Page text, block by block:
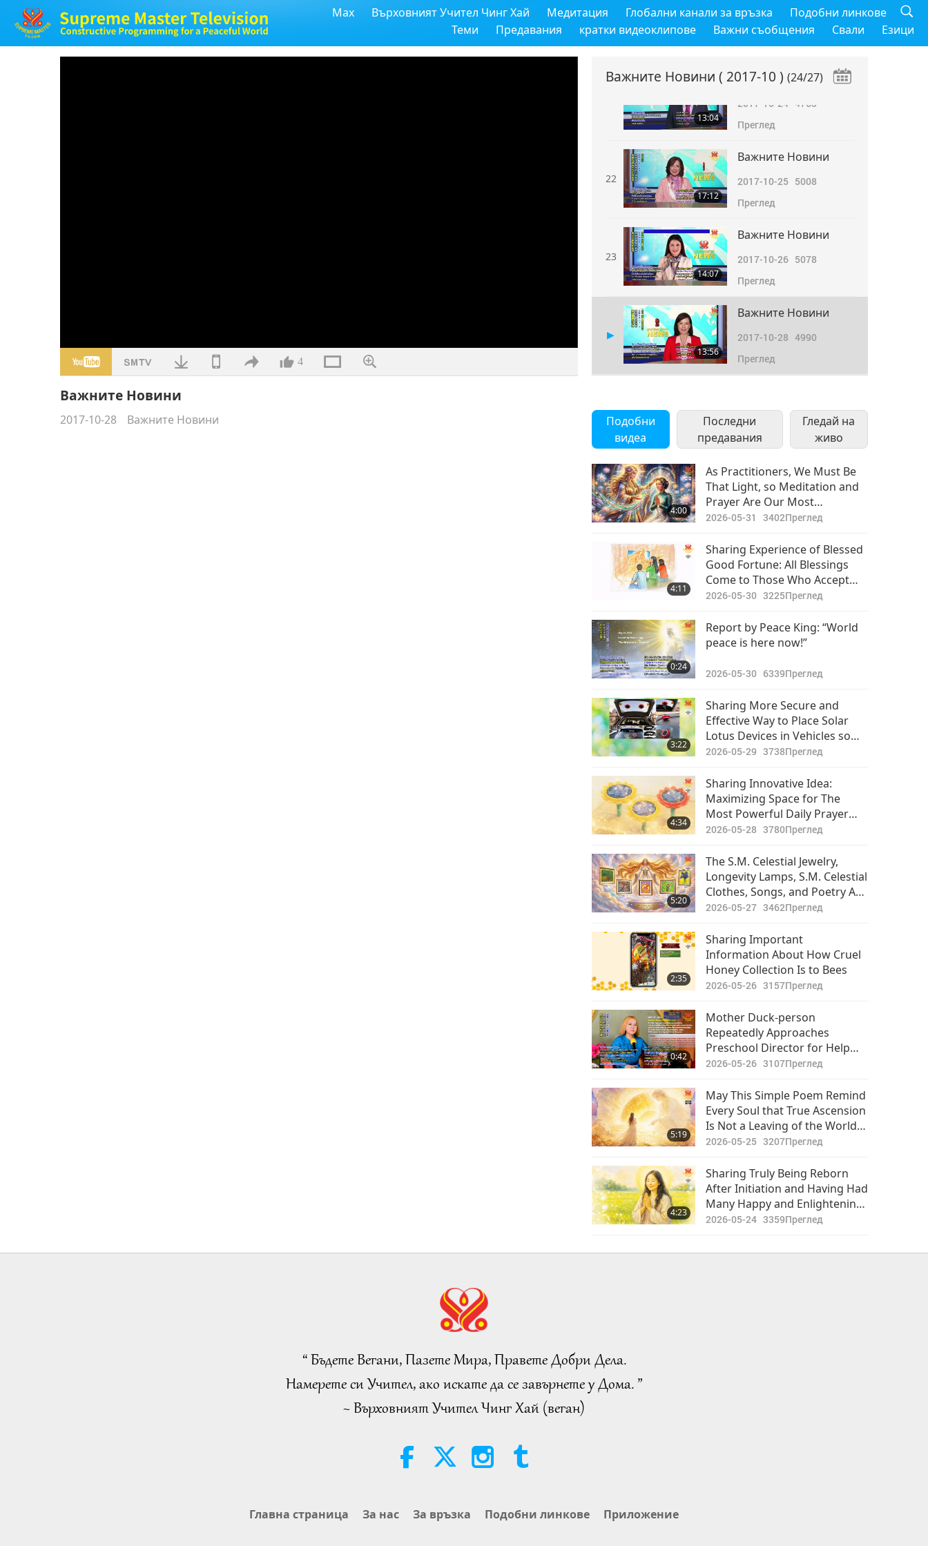
Max Върховният Учител Чинг Хай Медитация Глобални канали за връзка
Подобни линкове
Теми
Предавания кратки видеоклипове Важни съобщения Свали Езици
4
Важните Новини
2017-10-28 Важните Новини
Важните Новини ( 2017-10 ) (24/27)
2017-10-225006
Преглед
13:04
Важните Новини
2017-10-24 4763
Преглед
22
17:12
Важните Новини
2017-10-25 5008
Преглед
23
14:07
Важните Новини
2017-10-26 5078
Преглед
13:56
Важните Новини
2017-10-28 4990
Преглед
25 2017-10-29
5408
Преглед
26
14:19
Важните Новини
2017-10-304817
Преглед
27
15:20
Важните Новини
2017-10-314977
Преглед
Подобни
видеа
Последни
предавания
Гледай на
живо
4:00
As Practitioners, We Must Be
That Light, so Meditation and
Prayer Are Our Most
Important Jobs
2026-05-31 3402Преглед
4:11
Sharing Experience of Blessed
Good Fortune: All Blessings
Come to Those Who Accept
the Divine Openheartedly in
2026-05-30 3225Преглед
0:24
Report by Peace King: “World
peace is here now!”
2026-05-30 6339Преглед
3:22
Sharing More Secure and
Effective Way to Place Solar
Lotus Devices in Vehicles so
that The Most Powerful Daily
Longer
2026-05-29 3738Преглед
4:34
Sharing Innovative Idea:
Maximizing Space for The
Most Powerful Daily Prayer
Flower Media Players
2026-05-28 3780Преглед
5:20
The S.M. Celestial Jewelry,
Longevity Lamps, S.M. Celestial
Clothes, Songs, and Poetry Are
All Created to Touch and Lift
or Read Them to Higher
Dimension
2026-05-27 3462Преглед
2:35
Sharing Important
Information About How Cruel
Honey Collection Is to Bees
2026-05-26 3157Преглед
0:42
Mother Duck-person
Repeatedly Approaches
Preschool Director for Help
After Her 12 Ducklings Fall into
Should Provide Safer Storm
Drains
2026-05-26 3107Преглед
5:19
May This Simple Poem Remind
Every Soul that True Ascension
Is Not a Leaving of the World
Behind, but Awakening to the
2026-05-25 3207Преглед
4:23
Sharing Truly Being Reborn
After Initiation and Having Had
Many Happy and Enlightening
Experiences in Lives
2026-05-24 3359Преглед
“ Бъдете Вегани, Пазете Мира, Правете Добри Дела.
Намерете си Учител, ако искате да се завърнете у Дома. ”
~ Върховният Учител Чинг Хай (веган)
Главна страница За нас За връзка Подобни линкове Приложение